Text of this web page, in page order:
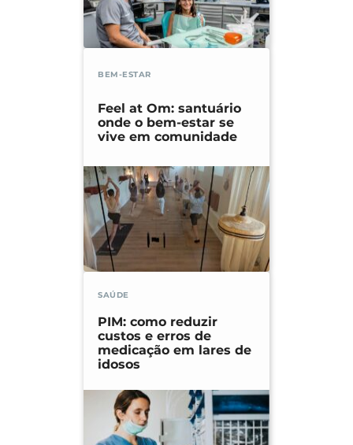
BEM-ESTAR
Feel at Om: santuário
onde o bem-estar se
vive em comunidade
SAÚDE
PIM: como reduzir
custos e erros de
medicação em lares de
idosos